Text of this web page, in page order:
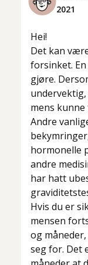
2021
Hei!
Det kan
forsinket.
gjøre.
mens
Andre
hormonelle
andre
har hatt
Hvis du er
mensen
og
seg for. Det